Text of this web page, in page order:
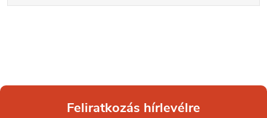
Feliratkozás hírlevélre